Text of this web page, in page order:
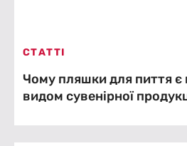
СТАТТІ
Чому пляшки для пиття є
видом сувенірної